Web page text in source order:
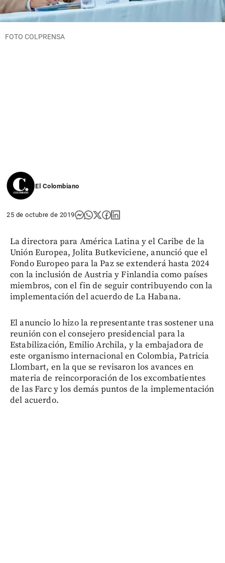
FOTO COLPRENSA
El Colombiano
25 de octubre de 2019
La directora para América Latina y el Caribe de la
Unión Europea, Jolita Butkeviciene, anunció que el
Fondo Europeo para la Paz se extenderá hasta 2024
con la inclusión de Austria y Finlandia como países
miembros, con el fin de seguir contribuyendo con la
implementación del acuerdo de La Habana.
El anuncio lo hizo la representante tras sostener una
reunión con el consejero presidencial para la
Estabilización, Emilio Archila, y la embajadora de
este organismo internacional en Colombia, Patricia
Llombart, en la que se revisaron los avances en
materia de reincorporación de los excombatientes
de las Farc y los demás puntos de la implementación
del acuerdo.